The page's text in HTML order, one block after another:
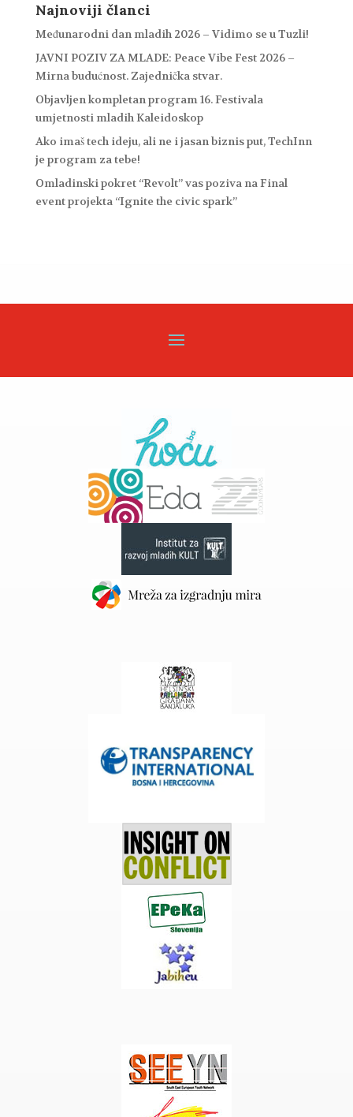
Najnoviji članci
Međunarodni dan mladih 2026 – Vidimo se u Tuzli!
JAVNI POZIV ZA MLADE: Peace Vibe Fest 2026 –
Mirna budućnost. Zajednička stvar.
Objavljen kompletan program 16. Festivala
umjetnosti mladih Kaleidoskop
Ako imaš tech ideju, ali ne i jasan biznis put, TechInn
je program za tebe!
Omladinski pokret “Revolt” vas poziva na Final
event projekta “Ignite the civic spark”